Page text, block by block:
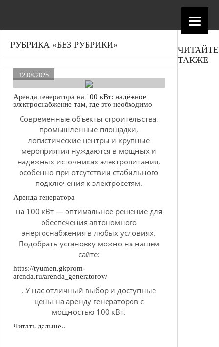
РУБРИКА «БЕЗ РУБРИКИ»
12.08.2025
Аренда генератора на 100 кВт: надёжное
электроснабжение там, где это необходимо
Современные объекты строительства,
промышленные площадки,
логистические центры и крупные
мероприятия нуждаются в мощных и
надёжных источниках электропитания,
особенно при отсутствии стабильного
подключения к электросетям.
Аренда генератора
на 100 кВт — оптимальное решение для
обеспечения автономного
энергоснабжения в любых условиях.
Подобрать установку можно на нашем
сайте:
https://tyumen.gkprom-
arenda.ru/arenda_generatorov/
. У нас отличный выбор и доступные
цены на аренду генераторов с
мощностью 100 кВт.
Читать дальше...
ЧИТАЙТЕ
ТАКЖЕ